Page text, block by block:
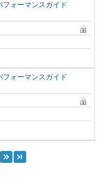
ォーマンスガイド
ォーマンスガイド